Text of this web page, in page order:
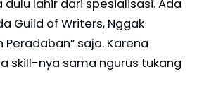
dulu lahir dari spesialisasi. Ada
Guild of Writers, Nggak
Peradaban” saja. Karena
skill-nya sama ngurus tukang